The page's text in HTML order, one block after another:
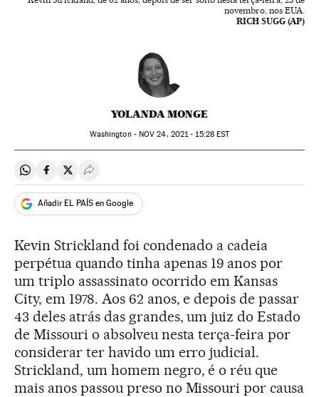
novembro, nos EUA.
RICH SUGG (AP)
YOLANDA MONGE
Washington - NOV 24, 2021 - 15:28EST
Compartir en Whatsapp
Compartir en Facebook
Compartir en Twitter
Desplegar Redes Sociales
Añadir EL PAÍS en Google
Kevin Strickland foi condenado a cadeia
perpétua quando tinha apenas 19 anos por
um triplo assassinato ocorrido em Kansas
City, em 1978. Aos 62 anos, e depois de passar
43 deles atrás das grandes, um juiz do Estado
de Missouri o absolveu nesta terça-feira por
considerar ter havido um erro judicial.
Strickland, um homem negro, é o réu que
mais anos passou preso no Missouri por causa